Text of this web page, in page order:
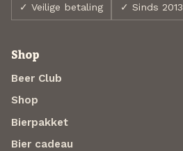
✓ Veilige betaling ✓ Sinds 2013
Shop
Beer Club
Shop
Bierpakket
Bier cadeau